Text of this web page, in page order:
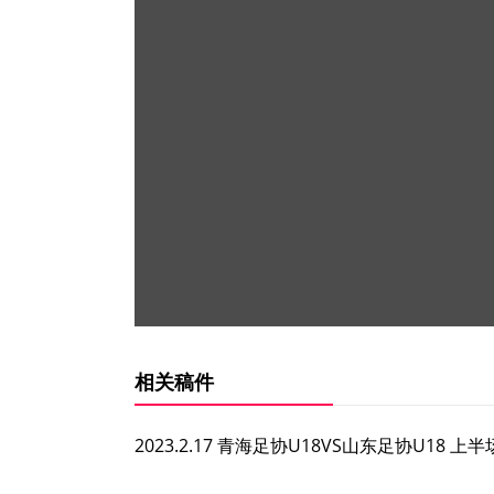
相关稿件
2023.2.17 青海足协U18VS山东足协U18 上半